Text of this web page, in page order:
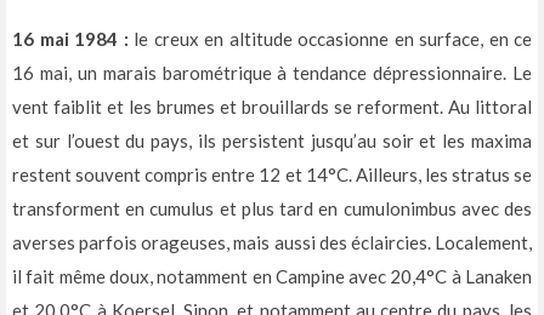
16 mai 1984 : le creux en altitude occasionne en surface, en ce
16 mai, un marais barométrique à tendance dépressionnaire. Le
vent faiblit et les brumes et brouillards se reforment. Au littoral
et sur l’ouest du pays, ils persistent jusqu’au soir et les maxima
restent souvent compris entre 12 et 14°C. Ailleurs, les stratus se
transforment en cumulus et plus tard en cumulonimbus avec des
averses parfois orageuses, mais aussi des éclaircies. Localement,
il fait même doux, notamment en Campine avec 20,4°C à Lanaken
et 20,0°C à Koersel. Sinon, et notamment au centre du pays, les